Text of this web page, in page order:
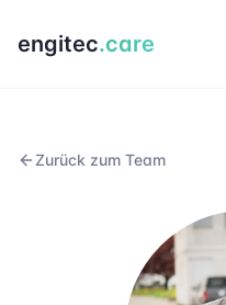
engitec.care
Zurück zum Team